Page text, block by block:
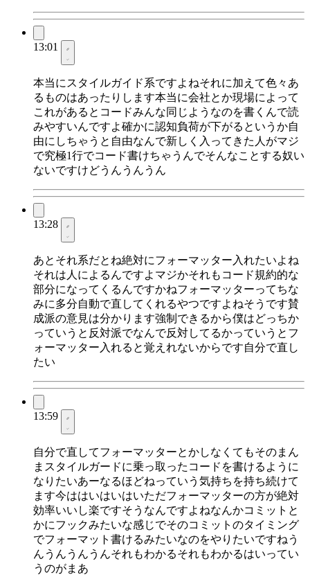
13:01
本当にスタイルガイド系ですよねそれに加えて色々あ
るものはあったりします本当に会社とか現場によって
これがあるとコードみんな同じようなのを書くんで読
みやすいんですよ確かに認知負荷が下がるというか自
由にしちゃうと自由なんで新しく入ってきた人がマジ
で究極1行でコード書けちゃうんでそんなことする奴い
ないですけどうんうんうん
13:28
あとそれ系だとね絶対にフォーマッター入れたいよね
それは人によるんですよマジかそれもコード規約的な
部分になってくるんですかねフォーマッターってちな
みに多分自動で直してくれるやつですよねそうです賛
成派の意見は分かります強制できるから僕はどっちか
っていうと反対派でなんで反対してるかっていうとフ
ォーマッター入れると覚えれないからです自分で直し
たい
13:59
自分で直してフォーマッターとかしなくてもそのまん
まスタイルガードに乗っ取ったコードを書けるように
なりたいあーなるほどねっていう気持ちを持ち続けて
ます今ははいはいはいただフォーマッターの方が絶対
効率いいし楽ですそうなんですよねなんかコミットと
かにフックみたいな感じでそのコミットのタイミング
でフォーマット書けるみたいなのをやりたいですねう
んうんうんうんそれもわかるそれもわかるはいってい
うのがまあ